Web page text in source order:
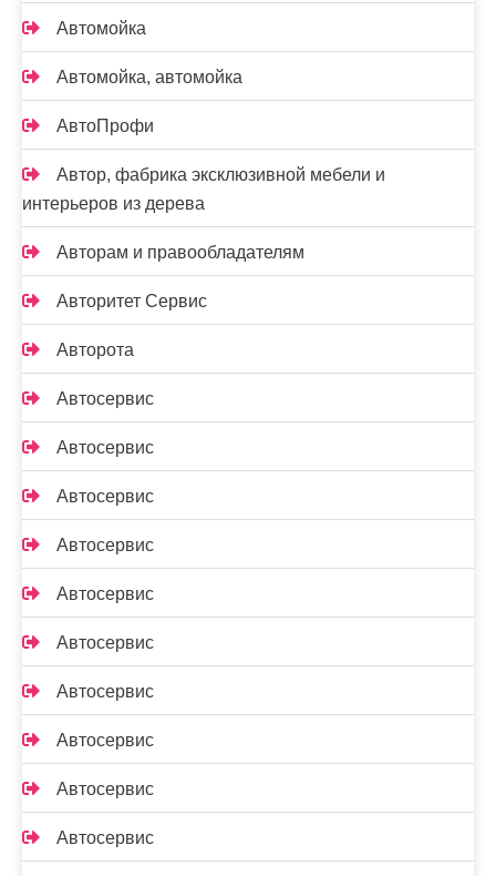
Автомойка
Автомойка, автомойка
АвтоПрофи
Автор, фабрика эксклюзивной мебели и
интерьеров из дерева
Авторам и правообладателям
Авторитет Сервис
Авторота
Автосервис
Автосервис
Автосервис
Автосервис
Автосервис
Автосервис
Автосервис
Автосервис
Автосервис
Автосервис